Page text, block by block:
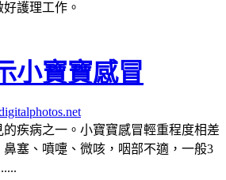
護理工作。
小寶寶感冒
疾病之一。小寶寶感冒輕重程度相差
塞、噴嚏、微咳，咽部不適，一般3